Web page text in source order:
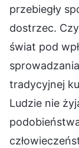
przebiegły
dostrzec.
świat pod
tradycyjnej
Ludzie nie